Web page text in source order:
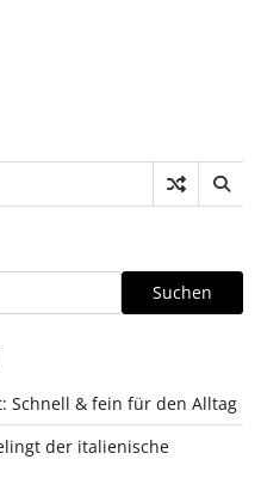
Suchen
Schnell & fein für den Alltag
der italienische